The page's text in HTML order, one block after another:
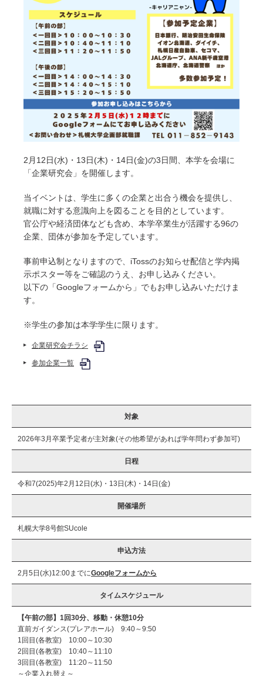
2月12日(水)・13日(木)・14日(金)の3日間、本学を会場に
「企業研究会」を開催します。
当イベントは、学生に多くの企業と出合う機会を提供し、
就職に対する意識向上を図ることを目的としています。
官公庁や経済団体なども含め、本学卒業生が活躍する96の
企業、団体が参加を予定しています。
事前申込制となりますので、iTossのお知らせ配信と学内掲
示ポスター等をご確認のうえ、お申し込みください。
以下の「Googleフォームから 」でもお申し込みいただけま
す。
※学生の参加は本学学生に限ります。
企業研究会チラシ
参加企業一覧
対象
2026年3月卒業予定者が主対象(その他希望があれば学年問わず参加可)
日程
令和7(2025)年2月12日(水)・13日(木)・14日(金)
開催場所
札幌大学8号館SUcole
申込方法
2月5日(水)12:00までにGoogleフォームから
タイムスケジュール
【午前の部】1回30分、移動・休憩10分
直前ガイダンス(プレアホール) 9:40～9:50
1回目(各教室) 10:00～10:30
2回目(各教室) 10:40～11:10
3回目(各教室) 11:20～11:50
～企業入れ替え～